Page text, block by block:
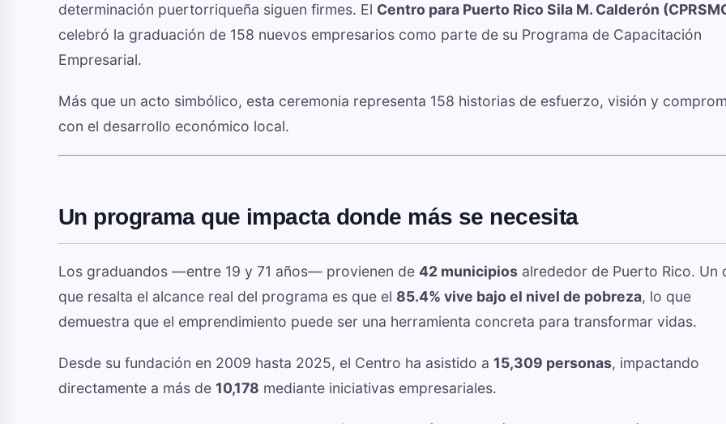
determinación puertorriqueña siguen firmes. El Centro para Puerto Rico Sila M. Calderón
celebró la graduación de 158 nuevos empresarios como parte de su Programa de Capacitación
Empresarial.
Más que un acto simbólico, esta ceremonia representa 158 historias de esfuerzo, visión y
con el desarrollo económico local.
Un programa que impacta donde más se necesita
Los graduandos —entre 19 y 71 años— provienen de 42 municipios alrededor de Puerto Rico. Un
que resalta el alcance real del programa es que el 85.4% vive bajo el nivel de pobreza, lo que
demuestra que el emprendimiento puede ser una herramienta concreta para transformar vidas.
Desde su fundación en 2009 hasta 2025, el Centro ha asistido a 15,309 personas, impactando
directamente a más de 10,178 mediante iniciativas empresariales.